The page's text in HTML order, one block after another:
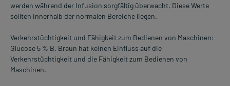
werden während der Infusion sorgfältig überwacht. Diese Werte
sollten innerhalb der normalen Bereiche liegen.
Verkehrstüchtigkeit und Fähigkeit zum Bedienen von Maschinen:
Glucose 5 % B. Braun hat keinen Einfluss auf die
Verkehrstüchtigkeit und die Fähigkeit zum Bedienen von
Maschinen.